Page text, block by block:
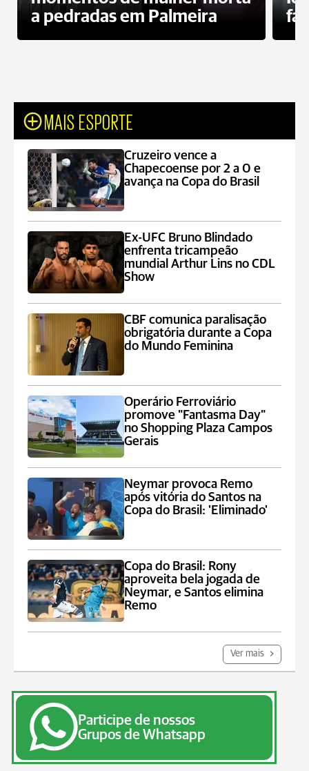
a pedradas em Palmeira
MAIS ESPORTE
Cruzeiro vence a
Chapecoense por 2 a 0 e
avança na Copa do Brasil
Ex-UFC Bruno Blindado
enfrenta tricampeão
mundial Arthur Lins no CDL
Show
CBF comunica paralisação
obrigatória durante a Copa
do Mundo Feminina
Operário Ferroviário
promove "Fantasma Day"
no Shopping Plaza Campos
Gerais
Neymar provoca Remo
após vitória do Santos na
Copa do Brasil: 'Eliminado'
Copa do Brasil: Rony
aproveita bela jogada de
Neymar, e Santos elimina
Remo
Ver mais
Participe de nossos
Grupos de Whatsapp